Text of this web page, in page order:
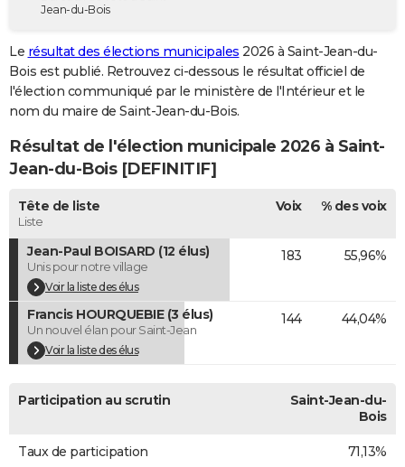
Destinations
City break
Voyage nature
Voyage de noces
Forum
GUIDES D'ACHAT
BONS PLANS
Carte de Noël
Carte Bonne année
Carte Saint-Valentin
Carte Pâques
Carte d'anniversaire
DICTIONNAIRE
Dictionnaire
Biographies
Citations
Expressions
Proverbes
PROGRAMME TV
COPAINS D'AVANT
S'inscrire
Se connecter
Lycées
Collèges
Primaires
Universités
Entreprises
Service militaire
Avis de recherche
AVIS DE DÉCÈS
FORUM
Bricolage
Lifestyle
Culture
Sport
Auto
Television
Voyage
Cinema
Jean-du-Bois
Le résultat des élections municipales 2026 à Saint-Jean-du-
Bois est publié. Retrouvez ci-dessous le résultat officiel de
l'élection communiqué par le ministère de l'Intérieur et le
nom du maire de Saint-Jean-du-Bois.
Résultat de l'élection municipale 2026 à Saint-
Jean-du-Bois [DEFINITIF]
Tête de liste
Liste
Voix % des voix
Jean-Paul BOISARD (12 élus)
Unis pour notre village
Voir la liste des élus
183 55,96%
Francis HOURQUEBIE (3 élus)
Un nouvel élan pour Saint-Jean
Voir la liste des élus
144 44,04%
Participation au scrutin
Saint-Jean-du-
Bois
Taux de participation 71,13%